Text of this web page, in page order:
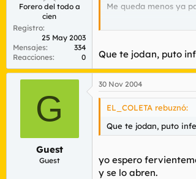
Forero del todo a
cien
Registro
25 May 2003
Mensajes
334
Reacciones
0
Me queda menos ya
Aqui es donde va la
P.D
Que te jodan, puto
G
Guest
Guest
30 Nov 2004
EL_COLETA rebuznó:
Que te jodan, puto
yo espero
y se lo abren.